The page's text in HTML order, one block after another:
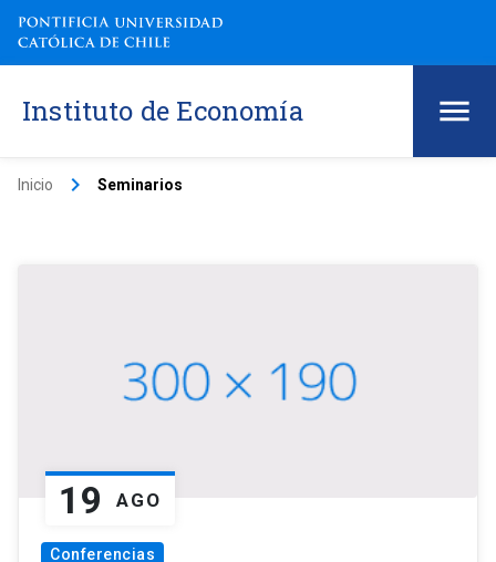
Instituto de Economía
Inicio keyboard_arrow_right Seminarios
19 AGO
Conferencias